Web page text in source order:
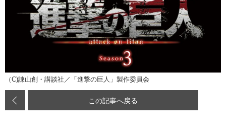
ゲーム 座談会
アニメ！アニメ！TV ABEMA Cafe
（C)諫山創・講談社／「進撃の巨人」製作委員会
この記事へ戻る